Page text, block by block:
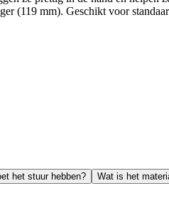
(119 mm). Geschikt voor
het stuur hebben? Wat is het